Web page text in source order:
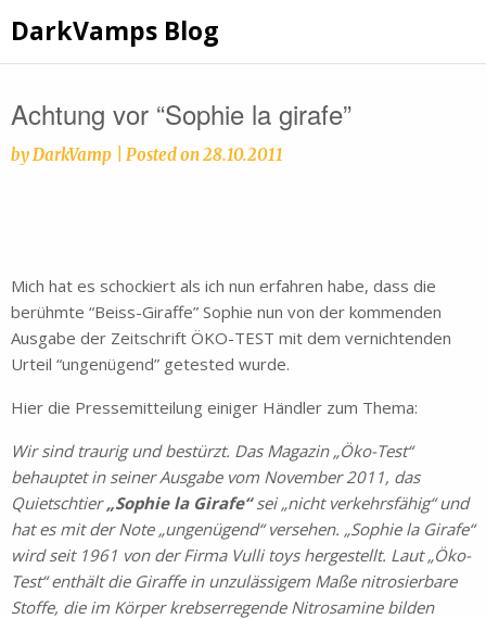
to
content
DarkVamps Blog
Achtung vor “Sophie la girafe”
byDarkVamp Posted on28.10.2011
Mich hat es schockiert als ich nun erfahren habe, dass die
berühmte “Beiss-Giraffe” Sophie nun von der kommenden
Ausgabe der Zeitschrift ÖKO-TEST mit dem vernichtenden
Urteil “ungenügend” getested wurde.
Hier die Pressemitteilung einiger Händler zum Thema:
Wir sind traurig und bestürzt. Das Magazin „Öko-Test“
behauptet in seiner Ausgabe vom November 2011, das
Quietschtier„Sophie la Girafe“sei „nicht verkehrsfähig“ und
hat es mit der Note „ungenügend“ versehen. „Sophie la Girafe“
wird seit 1961 von der Firma Vulli toys hergestellt. Laut „Öko-
Test“ enthält die Giraffe in unzulässigem Maße nitrosierbare
Stoffe, die im Körper krebserregende Nitrosamine bilden